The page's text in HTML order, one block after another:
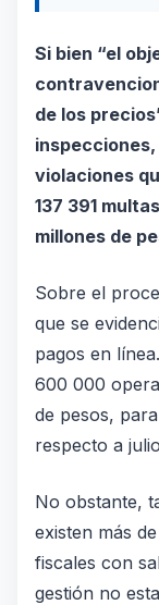
Si bien “el
de los
violaciones
137 391
millones de
Sobre el
que se
pagos en
600 000
de pesos,
respecto a
No obstante,
existen más
fiscales con
gestión no